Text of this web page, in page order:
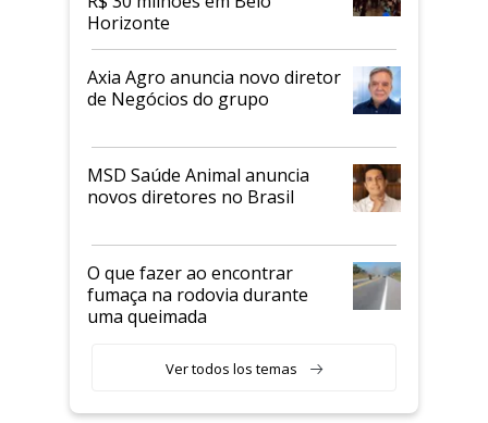
Horizonte
Axia Agro anuncia novo diretor
de Negócios do grupo
MSD Saúde Animal anuncia
novos diretores no Brasil
O que fazer ao encontrar
fumaça na rodovia durante
uma queimada
Ver todos los temas